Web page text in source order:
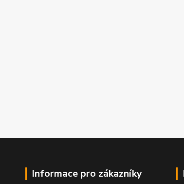
Informace pro zákazníky